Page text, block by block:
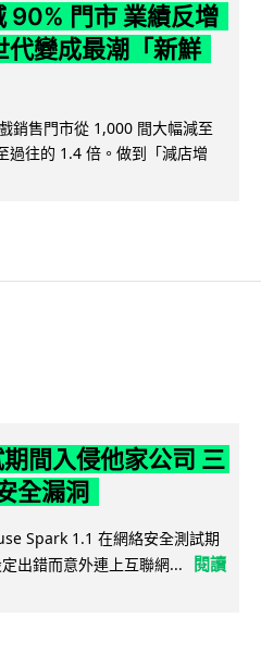
90% 門市 業績反增
代變成最潮「新鮮
銷售門市從 1,000 間大幅減至
過往的 1.4 倍。做到「減店增
間入侵他家公司 三
全漏洞
Spark 1.1 在網絡安全測試期
出錯而意外連上互聯網...
閱讀